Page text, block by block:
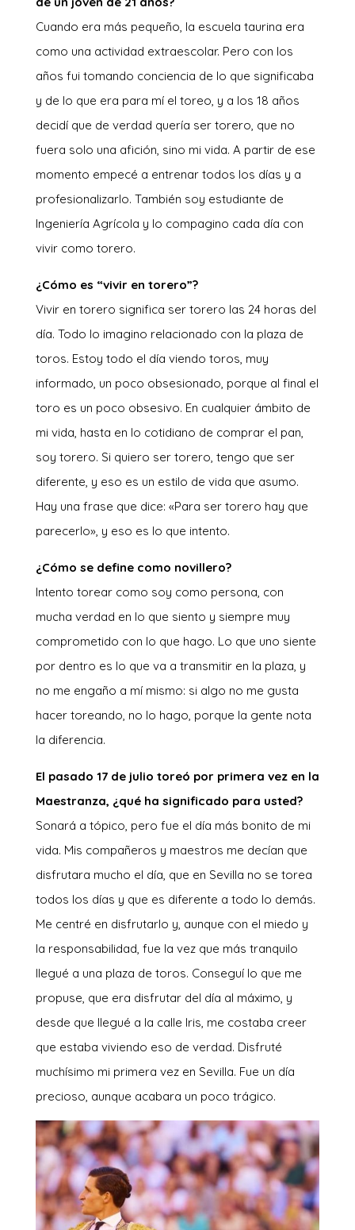
Cuando era más pequeño, la escuela taurina era
como una actividad extraescolar. Pero con los
años fui tomando conciencia de lo que significaba
y de lo que era para mí el toreo, y a los 18 años
decidí que de verdad quería ser torero, que no
fuera solo una afición, sino mi vida. A partir de ese
momento empecé a entrenar todos los días y a
profesionalizarlo. También soy estudiante de
Ingeniería Agrícola y lo compagino cada día con
vivir como torero.
¿Cómo es “vivir en torero”?
Vivir en torero significa ser torero las 24 horas del
día. Todo lo imagino relacionado con la plaza de
toros. Estoy todo el día viendo toros, muy
informado, un poco obsesionado, porque al final el
toro es un poco obsesivo. En cualquier ámbito de
mi vida, hasta en lo cotidiano de comprar el pan,
soy torero. Si quiero ser torero, tengo que ser
diferente, y eso es un estilo de vida que asumo.
Hay una frase que dice: «Para ser torero hay que
parecerlo», y eso es lo que intento.
¿Cómo se define como novillero?
Intento torear como soy como persona, con
mucha verdad en lo que siento y siempre muy
comprometido con lo que hago. Lo que uno siente
por dentro es lo que va a transmitir en la plaza, y
no me engaño a mí mismo: si algo no me gusta
hacer toreando, no lo hago, porque la gente nota
la diferencia.
El pasado 17 de julio toreó por primera vez en la
Maestranza, ¿qué ha significado para usted?
Sonará a tópico, pero fue el día más bonito de mi
vida. Mis compañeros y maestros me decían que
disfrutara mucho el día, que en Sevilla no se torea
todos los días y que es diferente a todo lo demás.
Me centré en disfrutarlo y, aunque con el miedo y
la responsabilidad, fue la vez que más tranquilo
llegué a una plaza de toros. Conseguí lo que me
propuse, que era disfrutar del día al máximo, y
desde que llegué a la calle Iris, me costaba creer
que estaba viviendo eso de verdad. Disfruté
muchísimo mi primera vez en Sevilla. Fue un día
precioso, aunque acabara un poco trágico.